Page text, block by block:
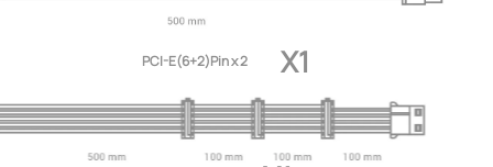
PCI-E(6+2)Pin x 2 X1